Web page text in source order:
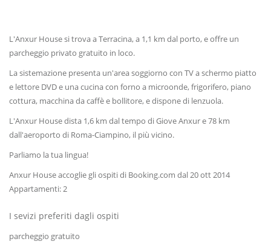
L'Anxur House si trova a Terracina, a 1,1 km dal porto, e offre un
parcheggio privato gratuito in loco.
La sistemazione presenta un'area soggiorno con TV a schermo piatto
e lettore DVD e una cucina con forno a microonde, frigorifero, piano
cottura, macchina da caffè e bollitore, e dispone di lenzuola.
L'Anxur House dista 1,6 km dal tempo di Giove Anxur e 78 km
dall'aeroporto di Roma-Ciampino, il più vicino.
Parliamo la tua lingua!
Anxur House accoglie gli ospiti di Booking.com dal 20 ott 2014
Appartamenti: 2
I sevizi preferiti dagli ospiti
parcheggio gratuito